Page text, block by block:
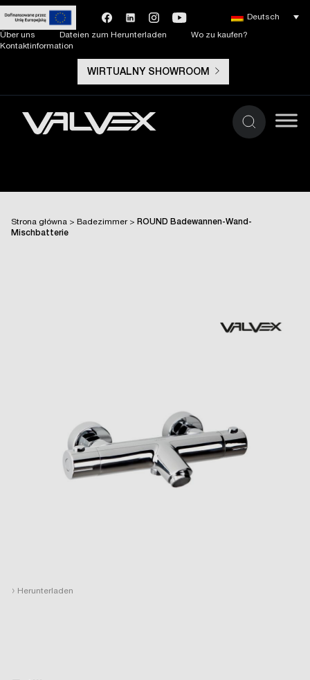
Über uns Dateien zum Herunterladen
Wo zu kaufen?
Kontaktinformation
WIRTUALNY SHOWROOM
Deutsch
Strona główna > Badezimmer> ROUND Badewannen-Wand-
Mischbatterie
› Herunterladen